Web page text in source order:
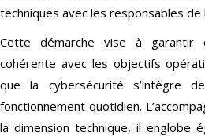
techniques avec les responsables de
Cette démarche vise à garantir
cohérente avec les objectifs
que la cybersécurité s’intègre
fonctionnement quotidien.
la dimension technique, il englobe